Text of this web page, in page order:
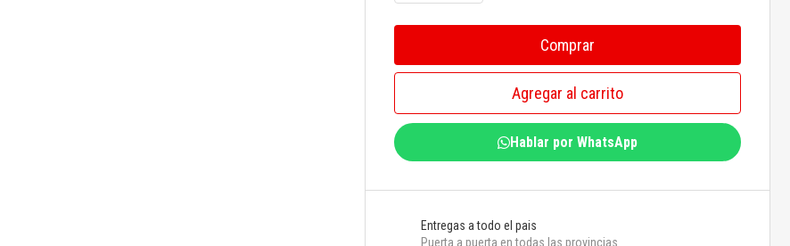
Comprar
Agregar al carrito
Hablar por WhatsApp
Entregas a todo el pais
Puerta a puerta en todas las provincias